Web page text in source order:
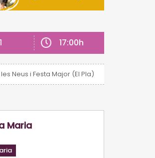
17:00h
Neus i Festa Major (El Pla)
Maria